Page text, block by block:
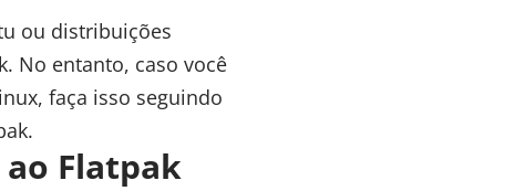
ou distribuições
No entanto, caso você
faça isso seguindo
.
Flatpak